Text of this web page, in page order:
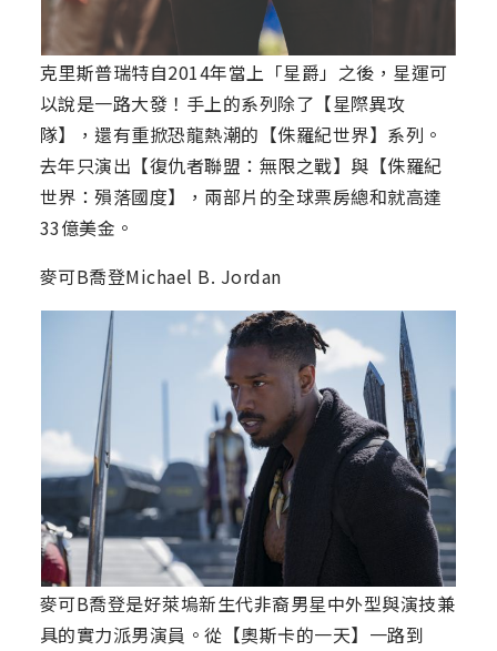
克里斯普瑞特自2014年當上「星爵」之後，星運可
以說是一路大發！手上的系列除了【星際異攻
隊】，還有重掀恐龍熱潮的【侏羅紀世界】系列。
去年只演出【復仇者聯盟：無限之戰】與【侏羅紀
世界：殞落國度】，兩部片的全球票房總和就高達
33億美金。
麥可B喬登Michael B. Jordan
麥可B喬登是好萊塢新生代非裔男星中外型與演技兼
具的實力派男演員。從【奧斯卡的一天】一路到